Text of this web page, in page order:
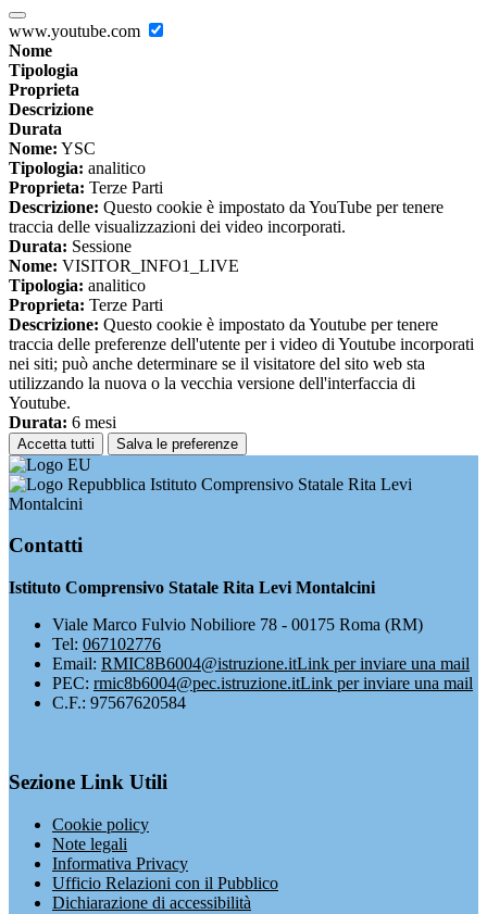
www.youtube.com
Nome
Tipologia
Proprieta
Descrizione
Durata
Nome: YSC
Tipologia: analitico
Proprieta: Terze Parti
Descrizione: Questo cookie è impostato da YouTube per tenere
traccia delle visualizzazioni dei video incorporati.
Durata: Sessione
Nome: VISITOR_INFO1_LIVE
Tipologia: analitico
Proprieta: Terze Parti
Descrizione: Questo cookie è impostato da Youtube per tenere
traccia delle preferenze dell'utente per i video di Youtube incorporati
nei siti; può anche determinare se il visitatore del sito web sta
utilizzando la nuova o la vecchia versione dell'interfaccia di
Youtube.
Durata: 6 mesi
Accetta tutti Salva le preferenze
Istituto Comprensivo Statale Rita Levi
Montalcini
Contatti
Istituto Comprensivo Statale Rita Levi Montalcini
Viale Marco Fulvio Nobiliore 78 - 00175 Roma (RM)
Tel: 067102776
Email: RMIC8B6004@istruzione.itLink per inviare una mail
PEC: rmic8b6004@pec.istruzione.itLink per inviare una mail
C.F.: 97567620584
Sezione Link Utili
Cookie policy
Note legali
Informativa Privacy
Ufficio Relazioni con il Pubblico
Dichiarazione di accessibilità